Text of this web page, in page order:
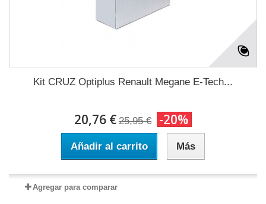
Kit CRUZ Optiplus Renault Megane E-Tech...
20,76 € 25,95 € -20%
Añadir al carrito Más
Agregar para comparar